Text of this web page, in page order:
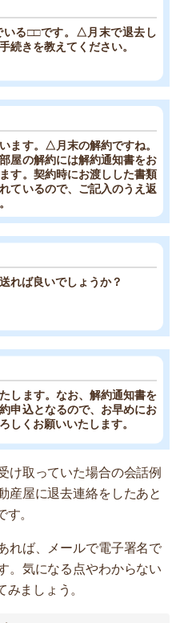
いる□□です。△月末で退去し
続きを教えてください。
ます。△月末の解約ですね。
屋の解約には解約通知書をお
す。契約時にお渡しした書類
ているので、ご記入のうえ返
れば良いでしょうか？
します。なお、解約通知書を
申込となるので、お早めにお
しくお願いいたします。
け取っていた場合の会話例
産屋に退去連絡をしたあと
。
れば、メールで電子署名で
。気になる点やわからない
ましょう。